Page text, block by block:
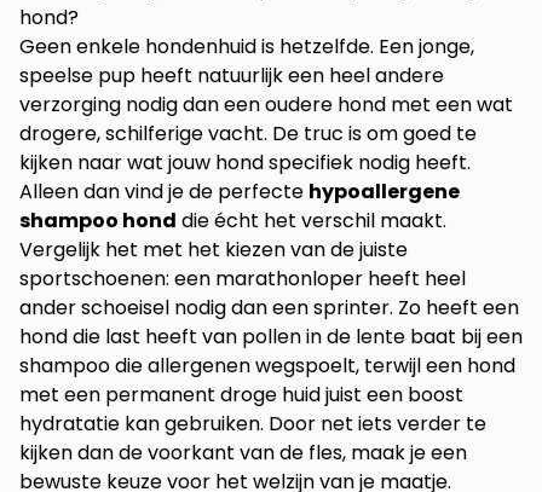
hond?
Geen enkele hondenhuid is hetzelfde. Een jonge,
speelse pup heeft natuurlijk een heel andere
verzorging nodig dan een oudere hond met een wat
drogere, schilferige vacht. De truc is om goed te
kijken naar wat jouw hond specifiek nodig heeft.
Alleen dan vind je de perfecte hypoallergene
shampoo hond die écht het verschil maakt.
Vergelijk het met het kiezen van de juiste
sportschoenen: een marathonloper heeft heel
ander schoeisel nodig dan een sprinter. Zo heeft een
hond die last heeft van pollen in de lente baat bij een
shampoo die allergenen wegspoelt, terwijl een hond
met een permanent droge huid juist een boost
hydratatie kan gebruiken. Door net iets verder te
kijken dan de voorkant van de fles, maak je een
bewuste keuze voor het welzijn van je maatje.